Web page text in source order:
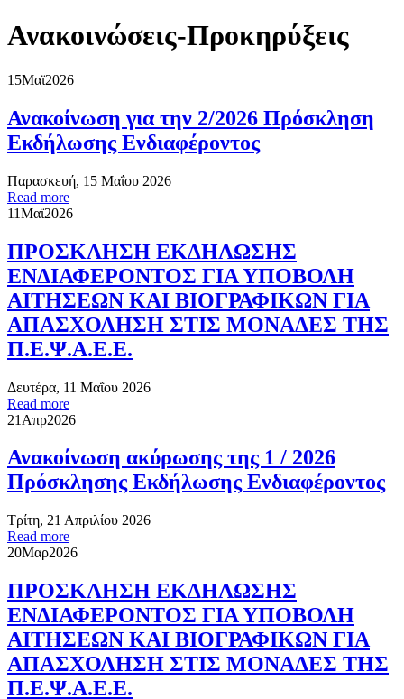
Ανακοινώσεις-Προκηρύξεις
15Μαϊ2026
Ανακοίνωση για την 2/2026 Πρόσκληση
Εκδήλωσης Ενδιαφέροντος
Παρασκευή, 15 Μαΐου 2026
Read more
11Μαϊ2026
ΠΡΟΣΚΛΗΣΗ ΕΚΔΗΛΩΣΗΣ
ΕΝΔΙΑΦΕΡΟΝΤΟΣ ΓΙΑ ΥΠΟΒΟΛΗ
ΑΙΤΗΣΕΩΝ ΚΑΙ ΒΙΟΓΡΑΦΙΚΩΝ ΓΙΑ
ΑΠΑΣΧΟΛΗΣΗ ΣΤΙΣ ΜΟΝΑΔΕΣ ΤΗΣ
Π.Ε.Ψ.Α.Ε.Ε.
Δευτέρα, 11 Μαΐου 2026
Read more
21 Απρ2026
Ανακοίνωση ακύρωσης της 1 / 2026
Πρόσκλησης Εκδήλωσης Ενδιαφέροντος
Τρίτη, 21 Απριλίου 2026
Read more
20Μαρ2026
ΠΡΟΣΚΛΗΣΗ ΕΚΔΗΛΩΣΗΣ
ΕΝΔΙΑΦΕΡΟΝΤΟΣ ΓΙΑ ΥΠΟΒΟΛΗ
ΑΙΤΗΣΕΩΝ ΚΑΙ ΒΙΟΓΡΑΦΙΚΩΝ ΓΙΑ
ΑΠΑΣΧΟΛΗΣΗ ΣΤΙΣ ΜΟΝΑΔΕΣ ΤΗΣ
Π.Ε.Ψ.Α.Ε.Ε.